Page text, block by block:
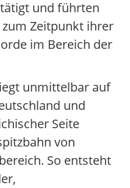
und führten
zum Zeitpunkt ihrer
im Bereich der
unmittelbar auf
und
Seite
von
So entsteht